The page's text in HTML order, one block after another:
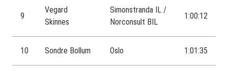
9
Vegard
Skinnes
Simonstranda IL /
Norconsult BIL
1:00:12
10 Sondre Bollum Oslo 1:01:35